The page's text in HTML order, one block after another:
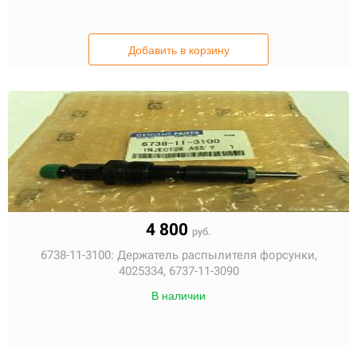
Добавить в корзину
4 800 руб.
6738-11-3100: Держатель распылителя форсунки,
4025334, 6737-11-3090
В наличии